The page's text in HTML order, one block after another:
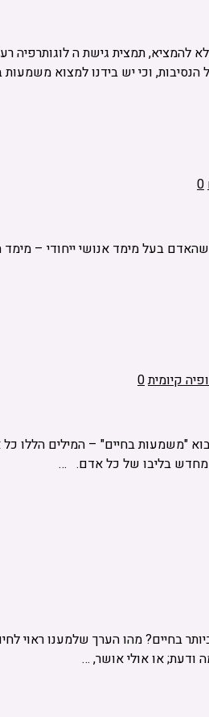
תמצית גישת ה לוגותרפיה
וכי יש בידנו למצוא משמעות
0
בעל מימד אנושי ייחודי –
קיומית0
"משמעות בחיים" – המילים הללו
מחדש בליבו של כל אדם. …
מהו הערך שלמענו ראוי
ודעת; או אולי אושר, …